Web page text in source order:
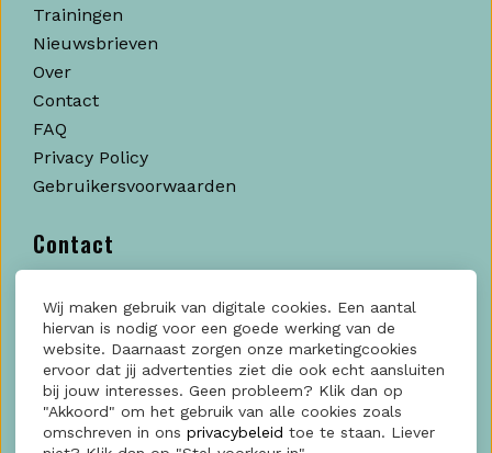
Trainingen
Nieuwsbrieven
Over
Contact
FAQ
Privacy Policy
Gebruikersvoorwaarden
Contact
Kratonkade, 712
3024 EX Rotterdam
KvK: 60006188
Contact? Klik hier
Wij maken gebruik van digitale cookies. Een aantal
hiervan is nodig voor een goede werking van de
website. Daarnaast zorgen onze marketingcookies
ervoor dat jij advertenties ziet die ook echt aansluiten
bij jouw interesses. Geen probleem? Klik dan op
"Akkoord" om het gebruik van alle cookies zoals
omschreven in ons privacybeleid toe te staan. Liever